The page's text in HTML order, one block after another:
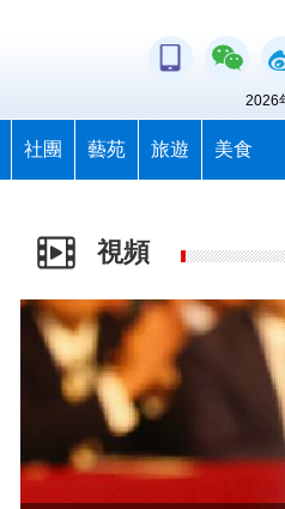
社團 藝苑 旅遊 美食
2026
視頻